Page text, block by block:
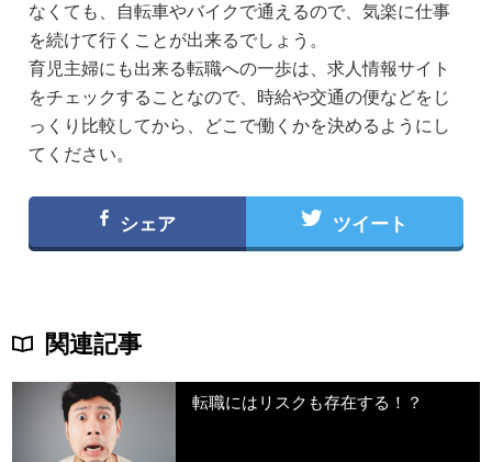
なくても、自転車やバイクで通えるので、気楽に仕事
を続けて行くことが出来るでしょう。
育児主婦にも出来る転職への一歩は、求人情報サイト
をチェックすることなので、時給や交通の便などをじ
っくり比較してから、どこで働くかを決めるようにし
てください。
シェア ツイート
関連記事
転職にはリスクも存在する！？